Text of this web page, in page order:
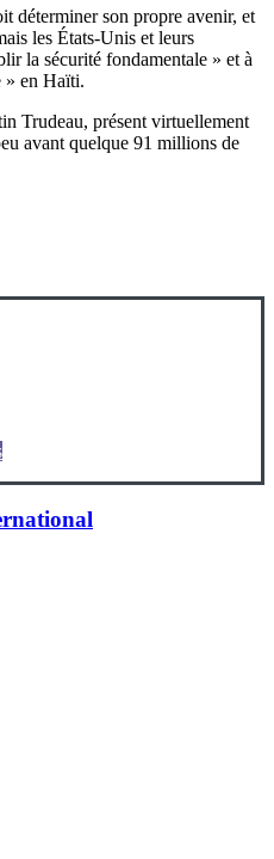
déterminer son propre avenir, et
les États-Unis et leurs
la sécurité fondamentale » et à
» en Haïti.
Trudeau, présent virtuellement
avant quelque 91 millions de